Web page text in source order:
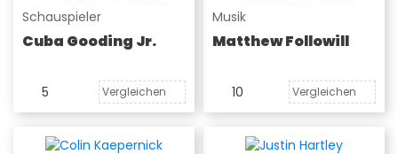
Schauspieler
Cuba Gooding Jr.
5 Vergleichen
Musik
Matthew Followill
10 Vergleichen